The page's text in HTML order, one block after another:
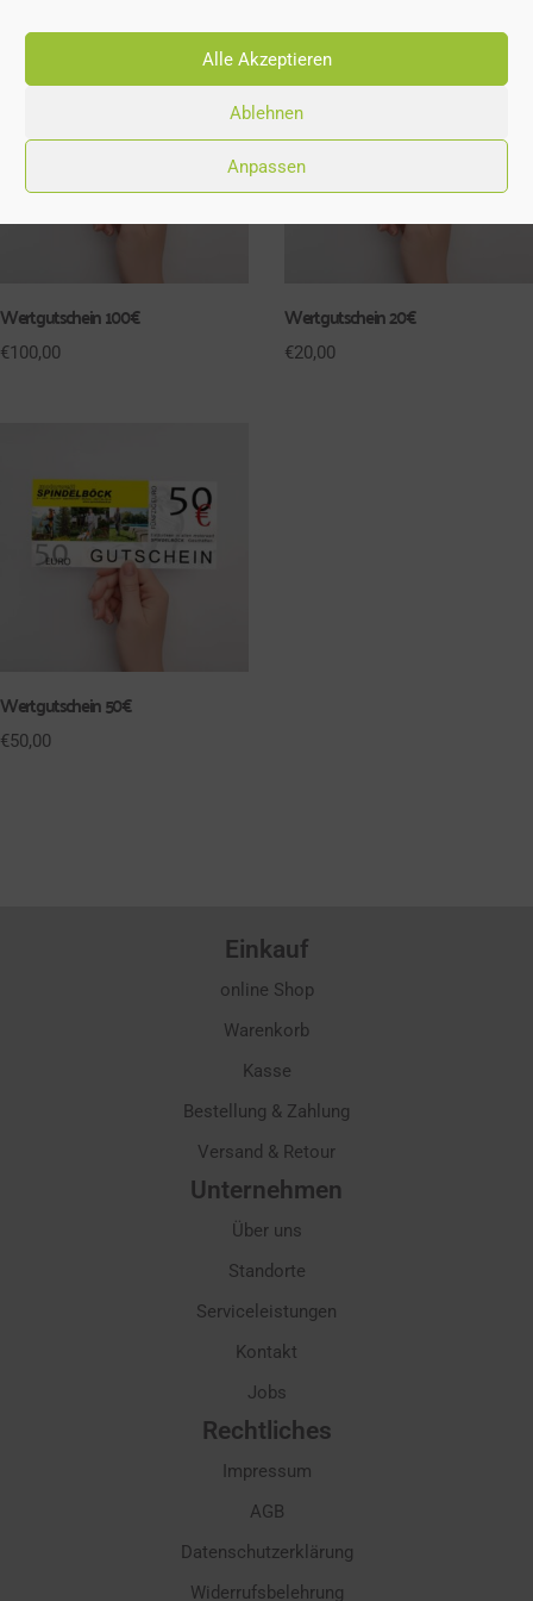
Alle Akzeptieren
Ablehnen
Anpassen
Wertgutschein 100€
€100,00
Wertgutschein 20€
€20,00
Wertgutschein 50€
€50,00
Einkauf
online Shop
Warenkorb
Kasse
Bestellung & Zahlung
Versand & Retour
Unternehmen
Über uns
Standorte
Serviceleistungen
Kontakt
Jobs
Rechtliches
Impressum
AGB
Datenschutzerklärung
Widerrufsbelehrung